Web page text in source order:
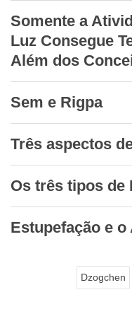
Somente a
Luz Consegue
Além dos
Sem e Rigpa
Três aspectos
Os três tipos de
Estupefação e
Dzogchen